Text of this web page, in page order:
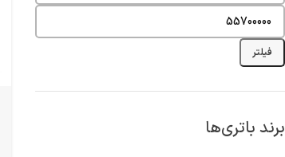
فیلتر
برند باتری‌ها